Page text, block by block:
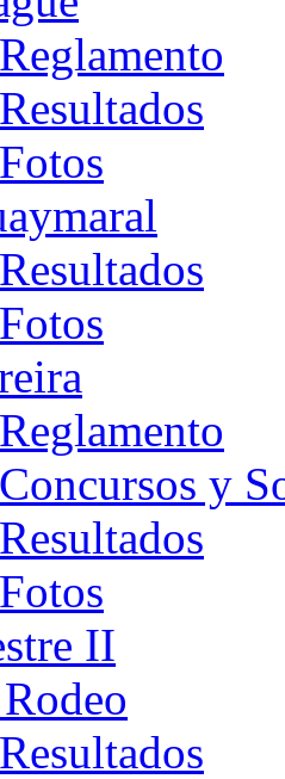
Reglamento
Resultados
Fotos
Resultados
Fotos
Reglamento
Concursos y
Resultados
Fotos
II
Resultados